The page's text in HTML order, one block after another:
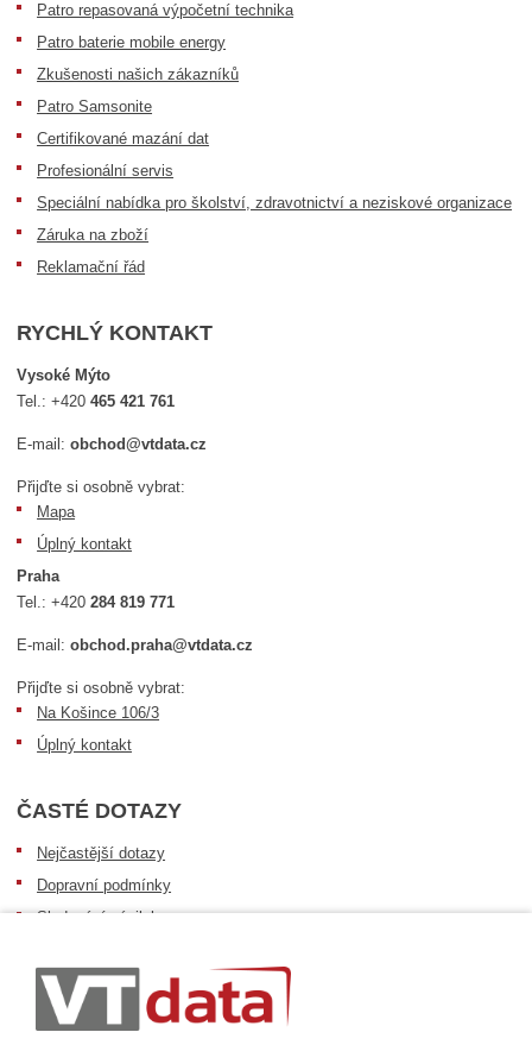
Patro repasovaná výpočetní technika
Patro baterie mobile energy
Zkušenosti našich zákazníků
Patro Samsonite
Certifikované mazání dat
Profesionální servis
Speciální nabídka pro školství, zdravotnictví a neziskové organizace
Záruka na zboží
Reklamační řád
RYCHLÝ KONTAKT
Vysoké Mýto
Tel.:+420465 421 761
E-mail:obchod@vtdata.cz
Přijďte si osobně vybrat:
Mapa
Úplný kontakt
Praha
Tel.:+420284 819 771
E-mail:obchod.praha@vtdata.cz
Přijďte si osobně vybrat:
Na Košince 106/3
Úplný kontakt
ČASTÉ DOTAZY
Nejčastější dotazy
Dopravní podmínky
Sledování zásilek
Informace k dostupnosti zboží
Obecné informace